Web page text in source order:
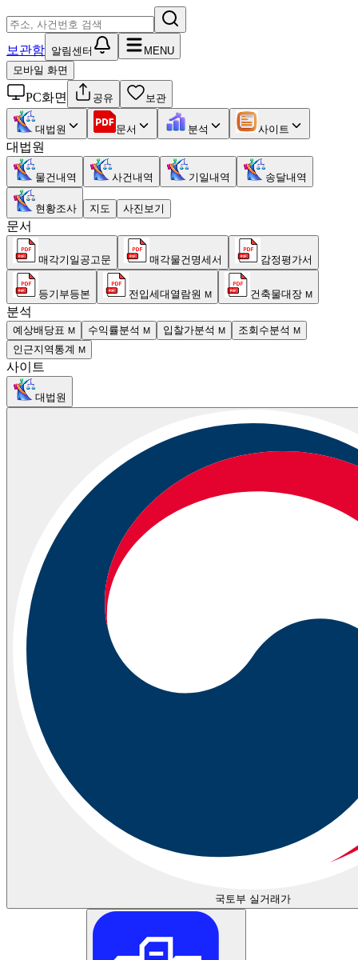
보관함 알림센터
MENU
모바일 화면
PC화면 공유 보관
대법원 문서 분석 사이트
대법원
물건내역 사건내역 기일내역 송달내역
현황조사 지도 사진보기
문서
매각기일공고문 매각물건명세서 감정평가서
등기부등본 전입세대열람원 M 건축물대장 M
분석
예상배당표 M 수익률분석 M 입찰가분석 M 조회수분석 M
인근지역통계 M
사이트
대법원
국토부 실거래가